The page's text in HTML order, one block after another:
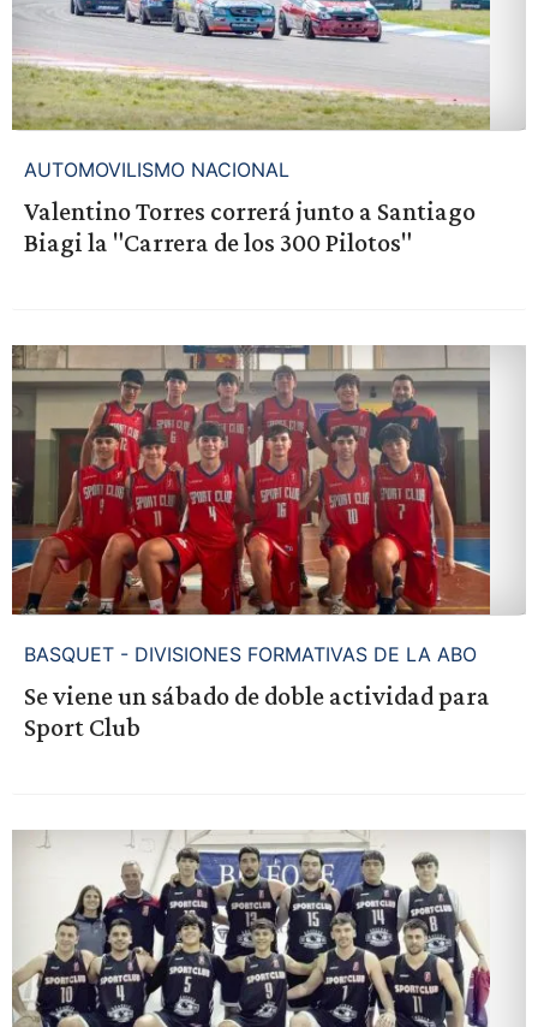
AUTOMOVILISMO NACIONAL
Valentino Torres correrá junto a Santiago
Biagi la "Carrera de los 300 Pilotos"
BASQUET - DIVISIONES FORMATIVAS DE LA ABO
Se viene un sábado de doble actividad para
Sport Club